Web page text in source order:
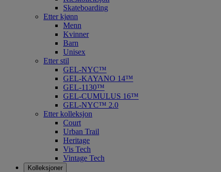
Skateboarding
Etter kjønn
Menn
Kvinner
Barn
Unisex
Etter stil
GEL-NYC™
GEL-KAYANO 14™
GEL-1130™
GEL-CUMULUS 16™
GEL-NYC™ 2.0
Etter kolleksjon
Court
Urban Trail
Heritage
Vis Tech
Vintage Tech
Kolleksjoner